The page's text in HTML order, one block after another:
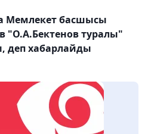
Мемлекет басшысы
"О.А.Бектенов туралы"
деп хабарлайды